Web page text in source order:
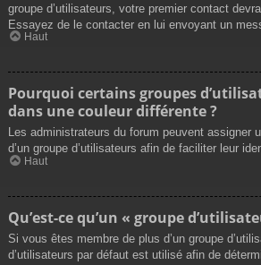
groupe d’utilisateurs, votre premier contact
Essayez de le contacter en lui envoyant un
Haut
Pourquoi certains groupes
dans une couleur différente ?
Les administrateurs du forum peuvent assigner
d’un groupe d’utilisateurs afin de faciliter leur
Haut
Qu’est-ce qu’un « groupe
Si vous êtes membre de plus d’un groupe
d’utilisateurs par défaut est utilisé afin de